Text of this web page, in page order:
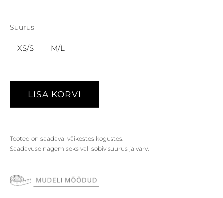
Suurus
XS/S M/L
LISA KORVI
Tooted on saadaval väikestes kogustes.
Saadavuse nägemiseks vali sobiv suurus ja värv.